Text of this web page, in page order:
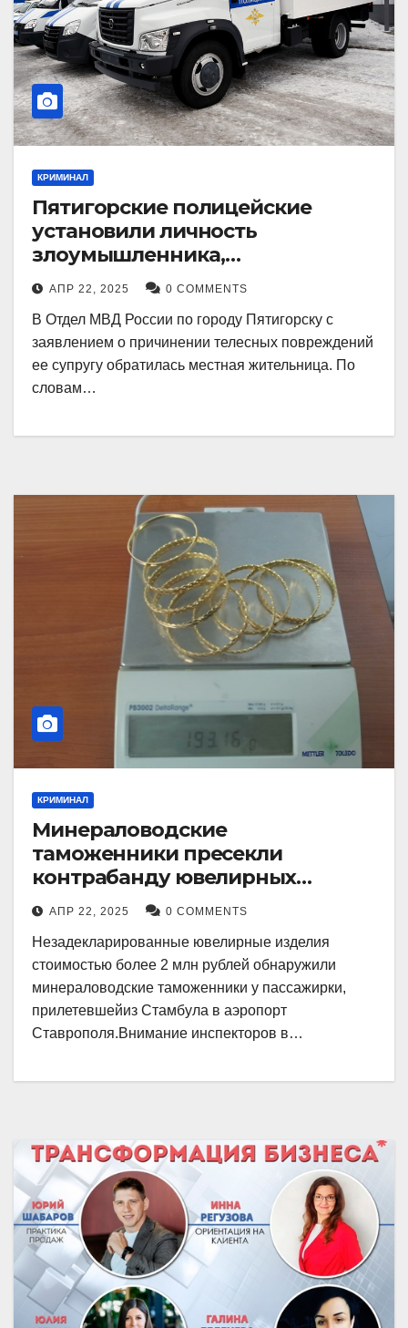
КРИМИНАЛ
Пятигорские полицейские
установили личность
злоумышленника,
причинившего телесные
повреждения местному жителю
АПР 22, 2025 0 COMMENTS
В Отдел МВД России по городу Пятигорску с
заявлением о причинении телесных повреждений
ее супругу обратилась местная жительница. По
словам…
КРИМИНАЛ
Минераловодские
таможенники пресекли
контрабанду ювелирных
изделий на 2 млн рублей
АПР 22, 2025 0 COMMENTS
Незадекларированные ювелирные изделия
стоимостью более 2 млн рублей обнаружили
минераловодские таможенники у пассажирки,
прилетевшейиз Стамбула в аэропорт
Ставрополя.Внимание инспекторов в…